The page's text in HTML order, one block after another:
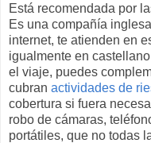
Está recomendada por
Es una compañía
internet, te atienden en
igualmente en
el viaje, puedes
cubran actividades de
cobertura si fuera
robo de cámaras,
portátiles, que no todas